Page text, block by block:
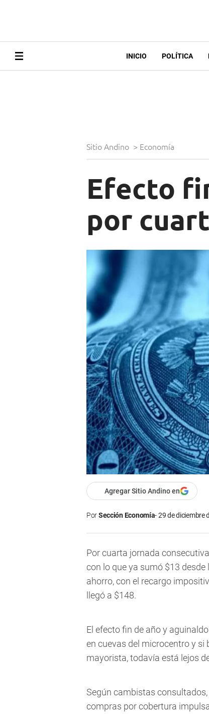
INICIO POLÍTICA
Sitio Andino > Economía
Efecto
por
Agregar Sitio Andino en
PorSección Economía 29 de diciembre
Por cuarta jornada
con lo que ya sumó $13
ahorro, con el recargo
llegó a $148.
El efecto fin de año y
en cuevas del microcentro y si
mayorista, todavía está lejos
Según cambistas
compras por cobertura